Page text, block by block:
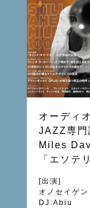
オーディ
JAZZ専
Miles
「エソテ
[出演]
オノセイゲン
DJ:Abiu